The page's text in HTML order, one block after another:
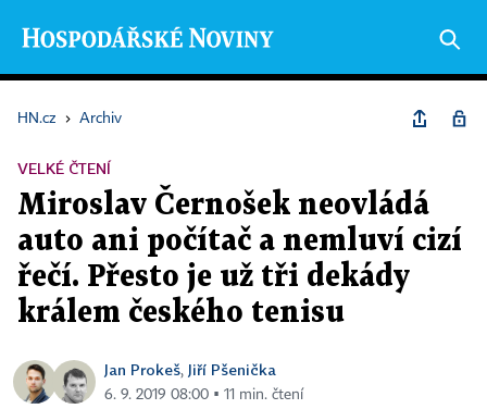
HN.cz › Archiv
VELKÉ ČTENÍ
Miroslav Černošek neovládá
auto ani počítač a nemluví cizí
řečí. Přesto je už tři dekády
králem českého tenisu
Jan Prokeš, Jiří Pšenička
6. 9. 2019 08:00 ▪ 11 min. čtení